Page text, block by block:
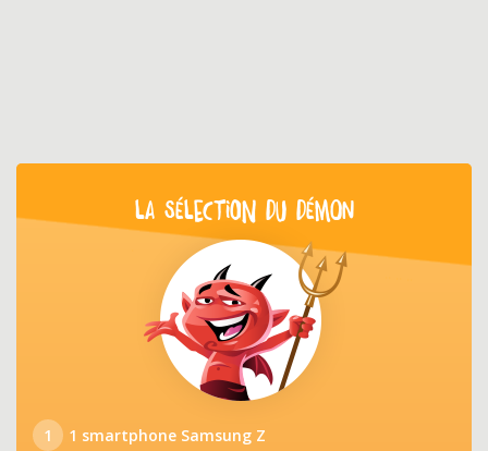
LA SÉLECTION DU DÉMON
1
1 smartphone Samsung Z